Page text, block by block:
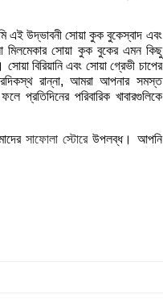
এই উদ্ভাবনী সোয়া কুক বুকেস্বাদ এবং
মিলমেকার সোয়া কুক বুকের এমন কিছু
বিরিয়ানি এবং সোয়া গ্রেভী চাপের
রান্না,আমরা আপনার সমস্ত
প্রতিদিনের পরিবারিক খাবারগুলিকে
সাফোলা স্টোরেউপলব্ধ। আপনি